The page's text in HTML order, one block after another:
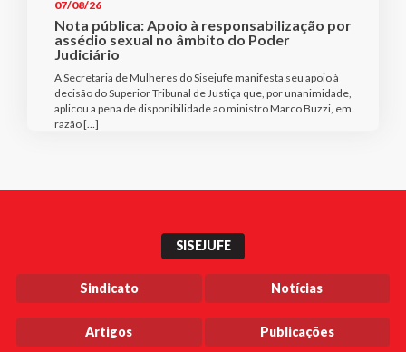
07/08/26
Nota pública: Apoio à responsabilização por
assédio sexual no âmbito do Poder
Judiciário
A Secretaria de Mulheres do Sisejufe manifesta seu apoio à
decisão do Superior Tribunal de Justiça que, por unanimidade,
aplicou a pena de disponibilidade ao ministro Marco Buzzi, em
razão […]
SISEJUFE
Sindicato Notícias
Artigos Publicações